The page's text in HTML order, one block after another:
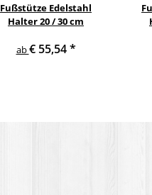
Fußstütze Edelstahl
Halter 20 / 30 cm
ab€ 55,54*